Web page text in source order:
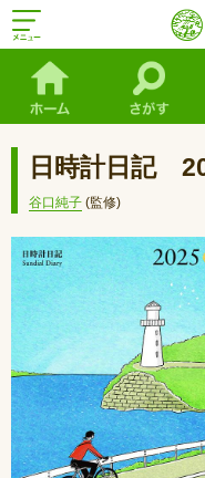
日時計日記
谷口純子 (監修)